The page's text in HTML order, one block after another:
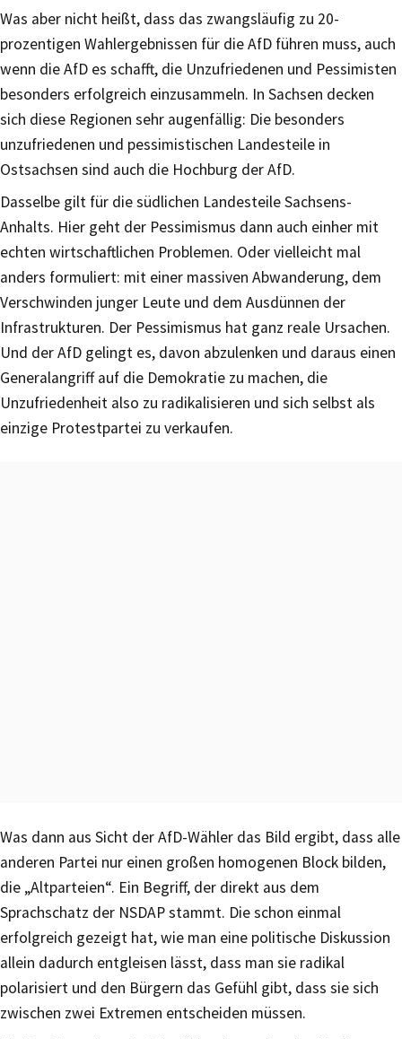
Was aber nicht heißt, dass das zwangsläufig zu 20-
prozentigen Wahlergebnissen für die AfD führen muss, auch
wenn die AfD es schafft, die Unzufriedenen und Pessimisten
besonders erfolgreich einzusammeln. In Sachsen decken
sich diese Regionen sehr augenfällig: Die besonders
unzufriedenen und pessimistischen Landesteile in
Ostsachsen sind auch die Hochburg der AfD.
Dasselbe gilt für die südlichen Landesteile Sachsens-
Anhalts. Hier geht der Pessimismus dann auch einher mit
echten wirtschaftlichen Problemen. Oder vielleicht mal
anders formuliert: mit einer massiven Abwanderung, dem
Verschwinden junger Leute und dem Ausdünnen der
Infrastrukturen. Der Pessimismus hat ganz reale Ursachen.
Und der AfD gelingt es, davon abzulenken und daraus einen
Generalangriff auf die Demokratie zu machen, die
Unzufriedenheit also zu radikalisieren und sich selbst als
einzige Protestpartei zu verkaufen.
Was dann aus Sicht der AfD-Wähler das Bild ergibt, dass alle
anderen Partei nur einen großen homogenen Block bilden,
die „Altparteien“. Ein Begriff, der direkt aus dem
Sprachschatz der NSDAP stammt. Die schon einmal
erfolgreich gezeigt hat, wie man eine politische Diskussion
allein dadurch entgleisen lässt, dass man sie radikal
polarisiert und den Bürgern das Gefühl gibt, dass sie sich
zwischen zwei Extremen entscheiden müssen.